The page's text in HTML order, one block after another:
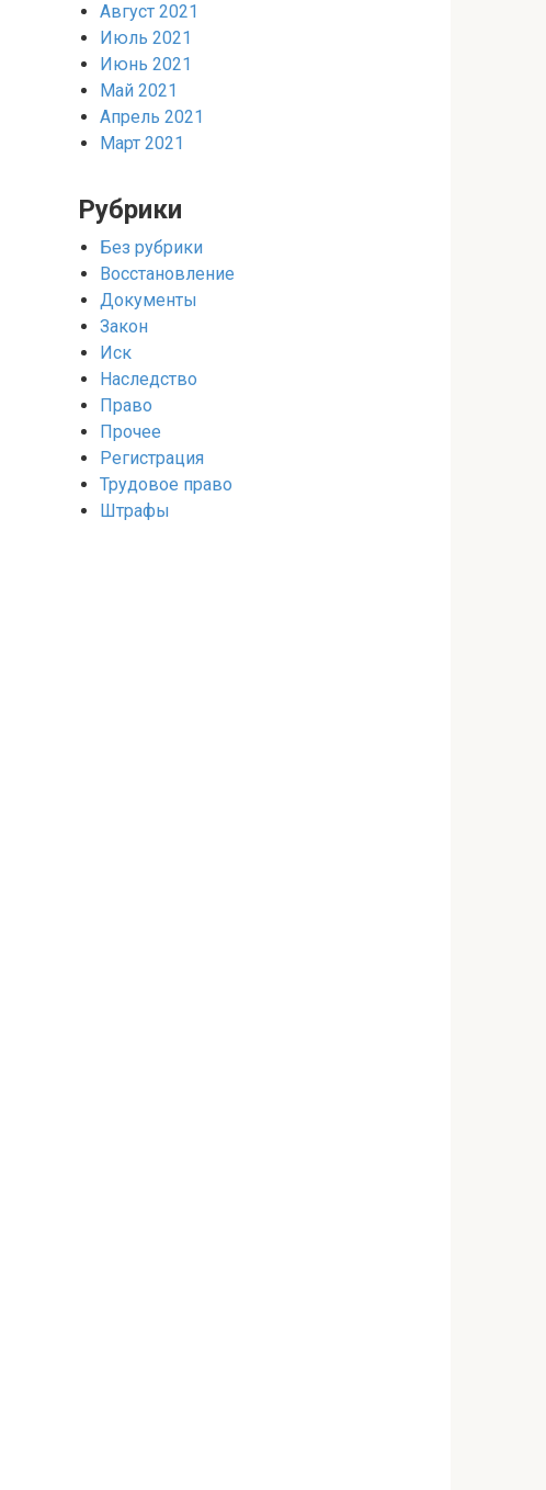
Август 2021
Июль 2021
Июнь 2021
Май 2021
Апрель 2021
Март 2021
Рубрики
Без рубрики
Восстановление
Документы
Закон
Иск
Наследство
Право
Прочее
Регистрация
Трудовое право
Штрафы